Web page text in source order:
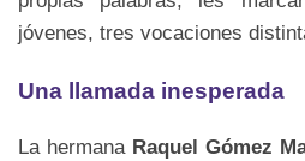
jóvenes, tres vocaciones
Una llamada inesperada
La hermana Raquel Gómez